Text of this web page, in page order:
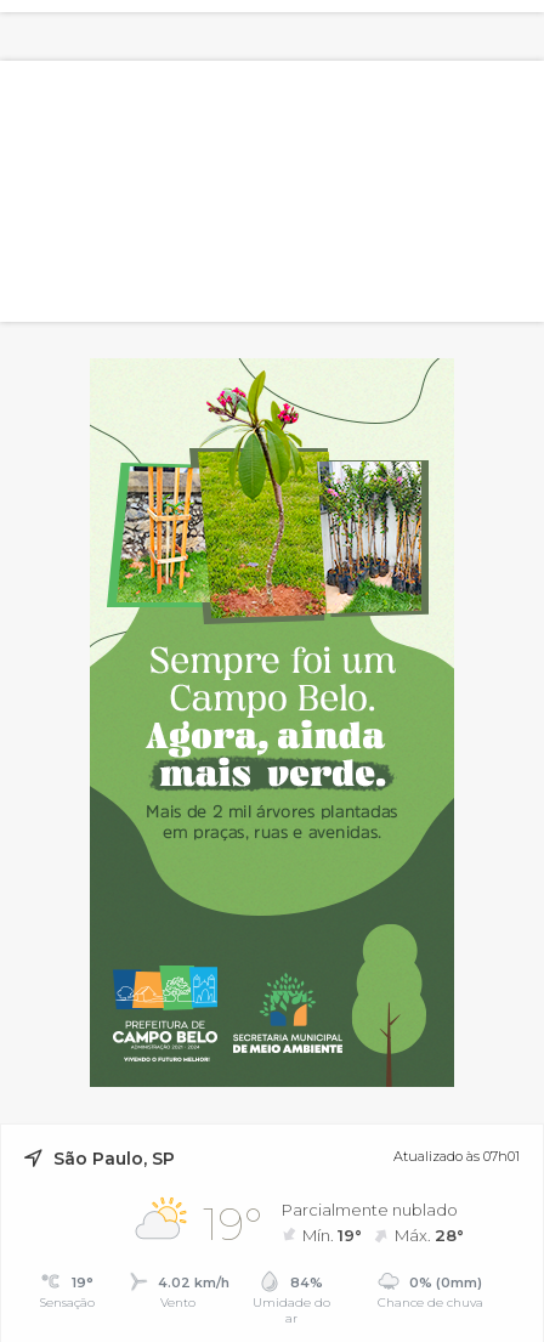
São Paulo, SP Atualizado às 07h01
19°
Parcialmente nublado
Mín.19° Máx. 28°
19°
Sensação
4.02 km/h
Vento
84%
Umidade do
ar
0% (0mm)
Chance de chuva